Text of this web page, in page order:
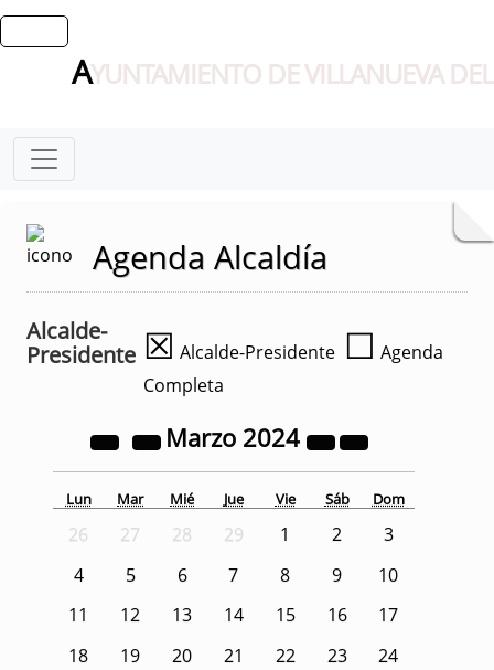
AYUNTAMIENTO DE VILLANUEVA
Agenda Alcaldía
Alcalde-
Presidente ☒ Alcalde-Presidente ☐ Agenda
Completa
Marzo 2024
Lun Mar Mié Jue Vie Sáb Dom
26 27 28 29 1 2
3
4
5 6 7 8 9
10
11
12 13 14 15 16
17
18
19 20 21 22 23
24